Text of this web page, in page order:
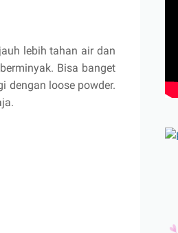
lebih tahan air dan
Bisa banget
dengan loose powder.